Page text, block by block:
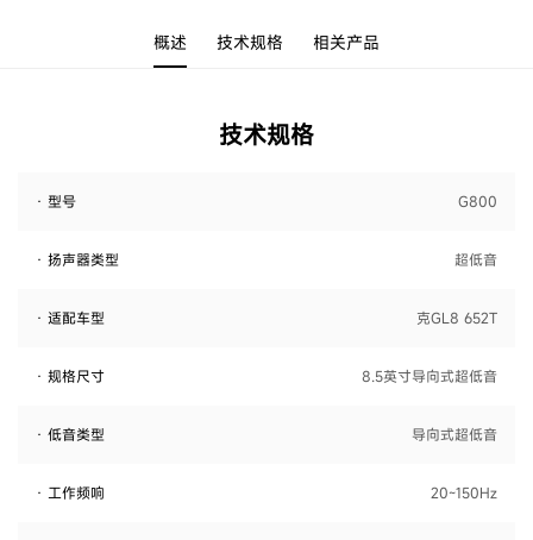
概述 技术规格 相关产品
技术规格
· 型号 G800
· 扬声器类型 超低音
· 适配车型 克GL8 652T
· 规格尺寸 8.5英寸导向式超低音
· 低音类型 导向式超低音
· 工作频响 20~150Hz